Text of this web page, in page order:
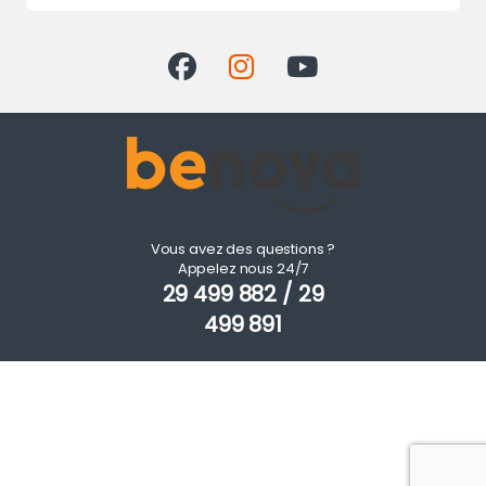
Vous avez des questions ?
Appelez nous 24/7
29 499 882 / 29
499 891